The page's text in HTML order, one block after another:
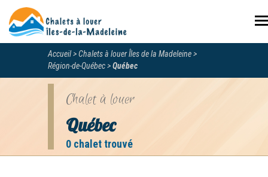
Accueil
Chalets à louer Îles de la Madeleine
Région-de-Québec
Québec
Chalet à louer
Québec
0 chalet trouvé